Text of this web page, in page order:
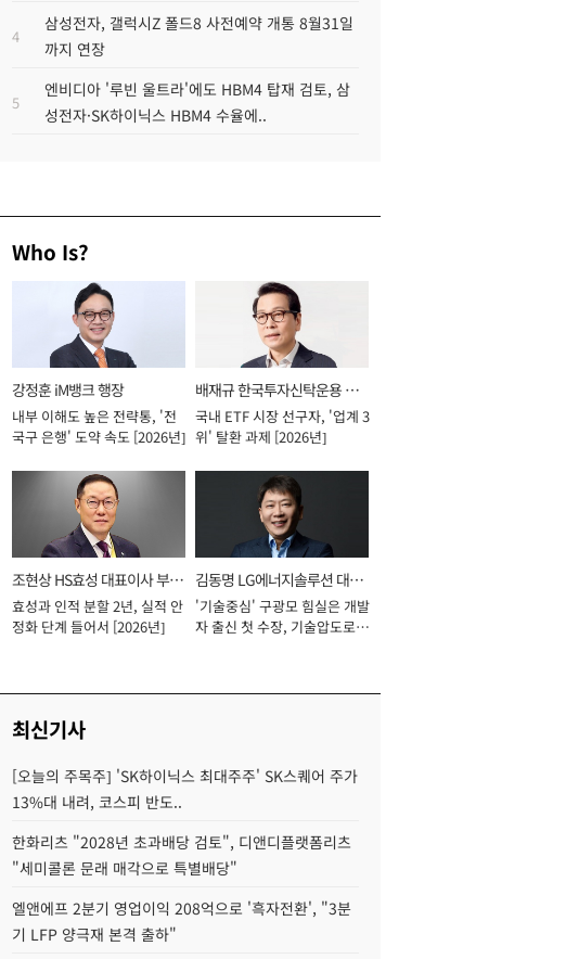
4
삼성전자, 갤럭시Z 폴드8 사전예약 개통 8월31일
까지 연장
5
엔비디아 '루빈 울트라'에도 HBM4 탑재 검토, 삼
성전자·SK하이닉스 HBM4 수율에..
Who Is?
강정훈 iM뱅크 행장
내부 이해도 높은 전략통, '전
국구 은행' 도약 속도 [2026년]
배재규 한국투자신탁운용 대
표이사 사장
국내 ETF 시장 선구자, '업계 3
위' 탈환 과제 [2026년]
조현상 HS효성 대표이사 부회
장
효성과 인적 분할 2년, 실적 안
정화 단계 들어서 [2026년]
김동명 LG에너지솔루션 대표
이사 사장
'기술중심' 구광모 힘실은 개발
자 출신 첫 수장, 기술압도로
최신기사
[오늘의 주목주] 'SK하이닉스 최대주주' SK스퀘어 주가
13%대 내려, 코스피 반도..
한화리츠 "2028년 초과배당 검토", 디앤디플랫폼리츠
"세미콜론 문래 매각으로 특별배당"
엘앤에프 2분기 영업이익 208억으로 '흑자전환', "3분
기 LFP 양극재 본격 출하"